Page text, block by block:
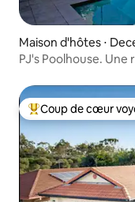
Maison d'hôtes ⋅
PJ's Poolhouse.
Coups de cœur
Coup de cœur